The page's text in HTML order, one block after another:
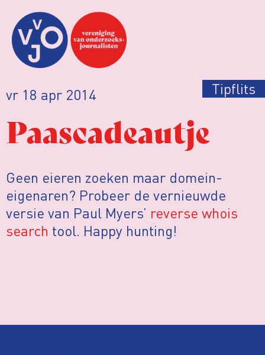
vr 18 apr 2014 Tipflits
Paascadeautje
Geen eieren zoeken maar domein-
eigenaren? Probeer de vernieuwde
versie van Paul Myers’ reverse whois
search tool. Happy hunting!